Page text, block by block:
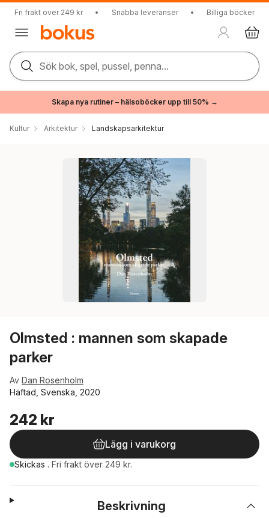
Fri frakt över 249 kr • Snabba leveranser • Billiga böcker
Sök bok, spel, pussel, penna...
Skapa nya rutiner – hälsoböcker upp till 50% →
Kultur Arkitektur Landskapsarkitektur
Olmsted : mannen som skapade
parker
Av Dan Rosenholm
Häftad, Svenska, 2020
242 kr
Lägg i varukorg
Skickas . Fri frakt över 249 kr.
Beskrivning